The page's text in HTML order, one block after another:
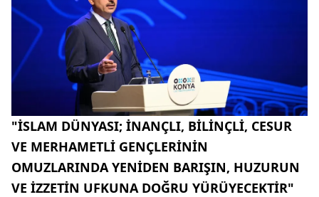
"İSLAM DÜNYASI; İNANÇLI, BİLİNÇLİ, CESUR
VE MERHAMETLİ GENÇLERİNİN
OMUZLARINDA YENİDEN BARIŞIN, HUZURUN
VE İZZETİN UFKUNA DOĞRU YÜRÜYECEKTİR"